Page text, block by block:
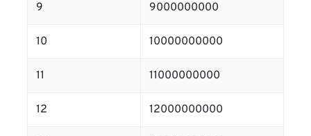
9 9000000000
10 10000000000
11 11000000000
12 12000000000